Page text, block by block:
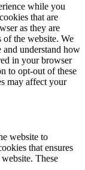
while you
that are
as they are
the website. We
and understand how
in your browser
to opt-out of these
may affect your
website to
that ensures
These